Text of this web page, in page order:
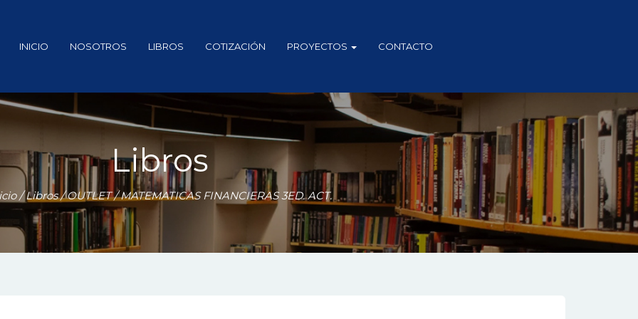
INICIO NOSOTROS LIBROS COTIZACIÓN PROYECTOS CONTACTO
Libros
/Libros/OUTLET/ MATEMATICAS FINANCIERAS 3ED. ACT.